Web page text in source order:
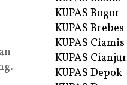
KUPAS Bogor
KUPAS Brebes
KUPAS Ciamis
KUPAS Cianjur
KUPAS Depok